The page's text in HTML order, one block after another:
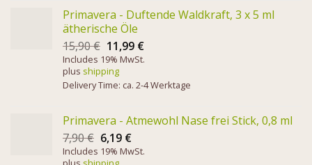
Primavera - Duftende Waldkraft, 3 x 5 ml
ätherische Öle
15,90€ 11,99 €
Includes 19% MwSt.
plus shipping
Delivery Time: ca. 2-4 Werktage
Primavera - Atmewohl Nase frei Stick, 0,8 ml
7,90€ 6,19 €
Includes 19% MwSt.